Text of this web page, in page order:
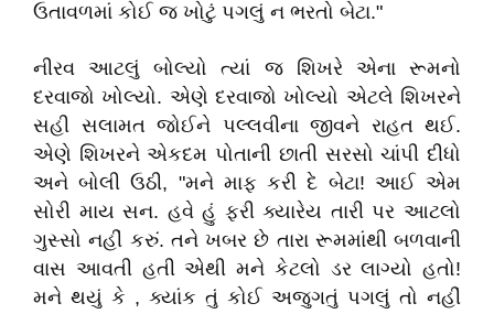
ઉતાવળમાં કોઈ જ ખોટું પગલું ન ભરતો બેટા."
નીરવ આટલું બોલ્યો ત્યાં જ શિખરે એના રૂમનો
દરવાજો ખોલ્યો. એણે દરવાજો ખોલ્યો એટલે શિખરને
સહી સલામત જોઈને પલ્લવીના જીવને રાહત થઈ.
એણે શિખરને એકદમ પોતાની છાતી સરસો ચાંપી દીધો
અને બોલી ઉઠી, "મને માફ કરી દે બેટા! આઈ એમ
સોરી માય સન. હવે હું ફરી ક્યારેય તારી પર આટલો
ગુસ્સો નહીં કરું. તને ખબર છે તારા રૂમમાંથી બળવાની
વાસ આવતી હતી એથી મને કેટલો ડર લાગ્યો હતો!
મને થયું કે , ક્યાંક તું કોઈ અજુગતું પગલું તો નહીં